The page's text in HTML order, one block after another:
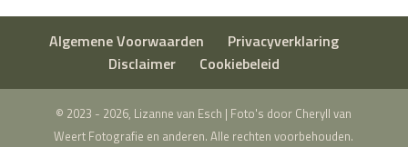
Algemene Voorwaarden
Privacyverklaring
Disclaimer
Cookiebeleid
© 2023 - 2026, Lizanne van Esch | Foto's door Cheryll van
Weert Fotografie en anderen. Alle rechten voorbehouden.